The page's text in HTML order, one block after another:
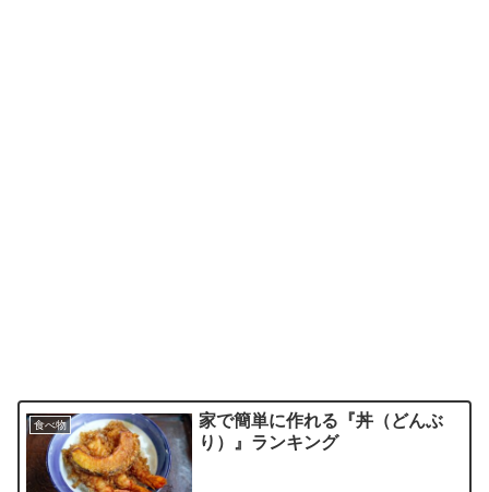
食べ物
家で簡単に作れる『丼（どんぶ
り）』ランキング